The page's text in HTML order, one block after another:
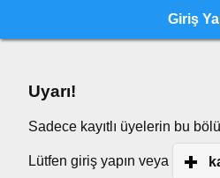
Giriş
Uyarı!
Sadece kayıtlı üyelerin bu
Lütfen giriş yapın veya